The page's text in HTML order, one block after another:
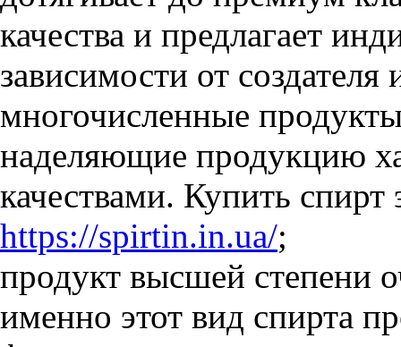
качества и предлагает
зависимости от создателя
многочисленные
наделяющие продукцию
качествами. Купить
https://spirtin.in.ua/;
продукт высшей степени
именно этот вид спирта